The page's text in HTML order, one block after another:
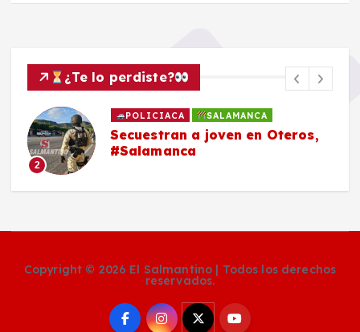
¿Te lo perdiste?
2
POLICIACA SALAMANCA
Secuestran a joven en Oteros,
#Salamanca
Copyright © 2026 El Salmantino | Todos los derechos
reservados.